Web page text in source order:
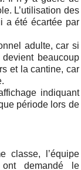
L’utilisation des
a été écartée par
adulte, car si
beaucoup
et la cantine, car
indiquant
période lors de
classe, l’équipe
demandé le